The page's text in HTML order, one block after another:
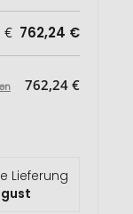
€ 762,24 €
762,24 €
Lieferung